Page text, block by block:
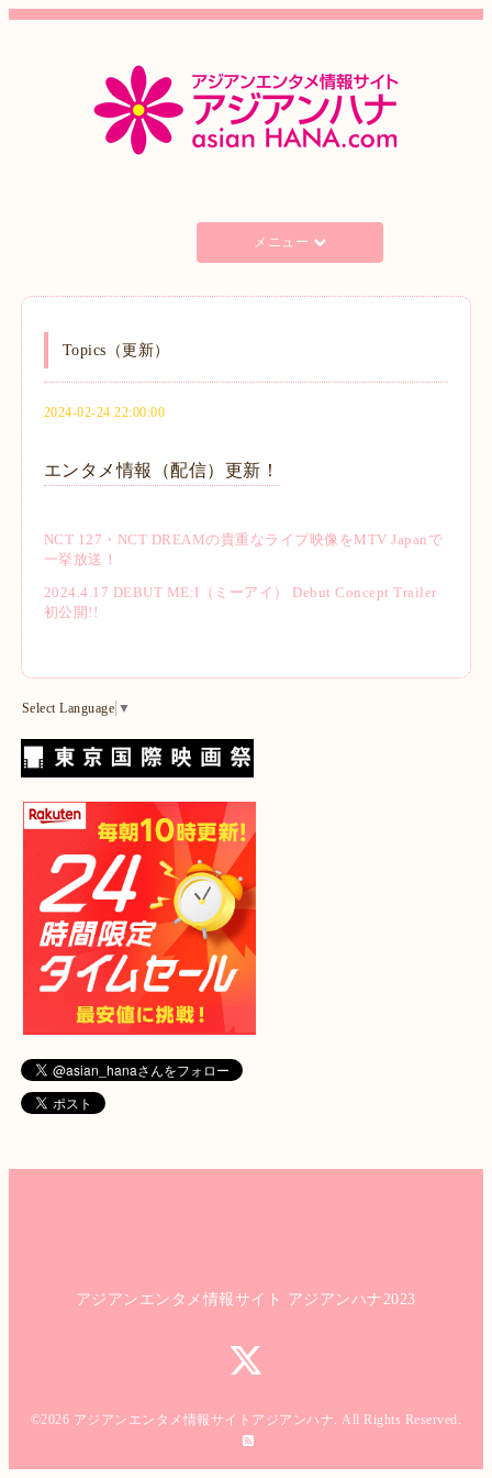
メニュー
Topics（更新）
2024-02-24 22:00:00
エンタメ情報（配信）更新！
NCT 127・NCT DREAMの貴重なライブ映像をMTV Japanで
一挙放送！
2024.4.17 DEBUT ME:I（ミーアイ） Debut Concept Trailer
初公開!!
Select Language ▼
アジアンエンタメ情報サイト アジアンハナ2023
©2026 アジアンエンタメ情報サイトアジアンハナ. All Rights Reserved.